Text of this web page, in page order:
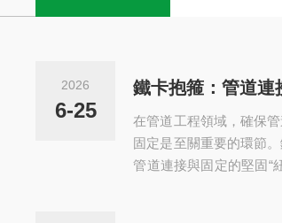
2026
6-25
鐵卡抱箍：管道連
在管道工程領域，確保
固定是至關重要的環節
管道連接與固定的堅固“